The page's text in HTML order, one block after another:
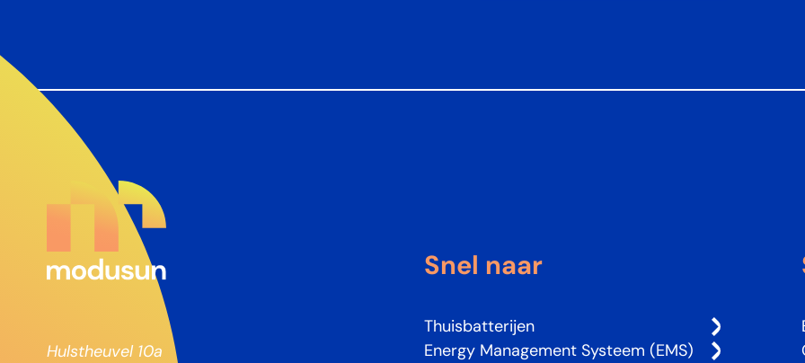
Hulstheuvel 10a
Snel naar
Thuisbatterijen
Energy Management Systeem (EMS)